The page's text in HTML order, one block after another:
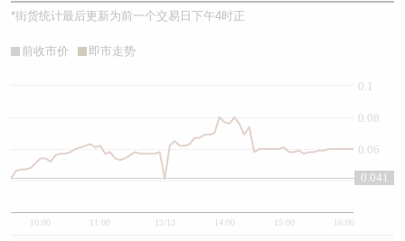
*街货统计最后更新为前一个交易日下午4时正
前收市价 即市走势
10:00 11:00 12/13 14:00 15:00 16:00
0.04
0.06
0.08
0.1
0.041